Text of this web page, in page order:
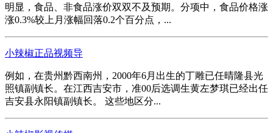
明显，食品、非食品涨价双双不及预期。分项中，食品价格涨
涨0.3%较上月涨幅回落0.2个百分点，...
小辣椒正品视频导
例如，在贵州黔西南州，2000年6月出生的丁雕已任晴隆县光
照镇副镇长。在江西吉安市，准00后选调生黄左梦琪已经出任
吉安县永阳镇副镇长。 这些地区分...